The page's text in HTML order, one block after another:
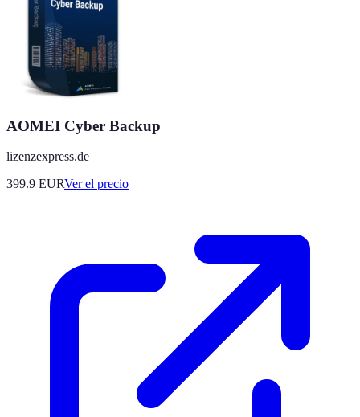
AOMEI Cyber Backup
lizenzexpress.de
399.9 EURVer el precio